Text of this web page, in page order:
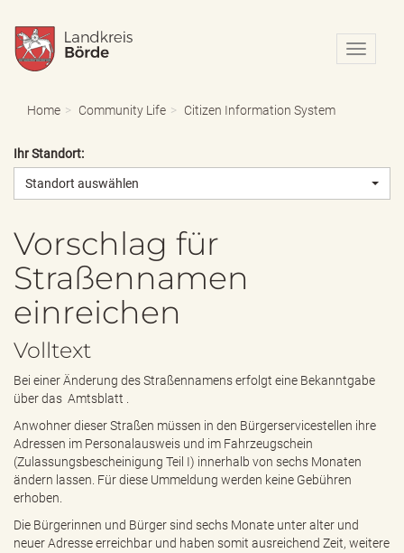
N
a
o
b
n
e
Home Community Life Citizen Information System
Ihr Standort:
Standort auswählen
Vorschlag für
Straßennamen
einreichen
Volltext
Bei einer Änderung des Straßennamens erfolgt eine Bekanntgabe
über das Amtsblatt
Anwohner dieser Straßen müssen in den Bürgerservicestellen ihre
Adressen im Personalausweis und im Fahrzeugschein
(Zulassungsbescheinigung Teil I) innerhalb von sechs Monaten
ändern lassen. Für diese Ummeldung werden keine Gebühren
erhoben.
Die Bürgerinnen und Bürger sind sechs Monate unter alter und
neuer Adresse erreichbar und haben somit ausreichend Zeit, weitere